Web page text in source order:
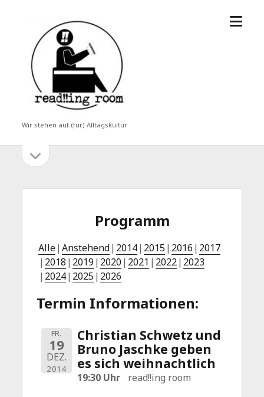
read!!ing
room
Wir stehen auf (für) Alltagskultur
Menü
Seitenleiste
öffnen
Programm
Alle Anstehend 2014 2015 2016 2017
2018 2019 2020 2021 2022 2023
2024 2025 2026
Termin Informationen:
FR.
19
DEZ.
2014
Christian Schwetz und
Bruno Jaschke geben
es sich weihnachtlich
19:30 Uhr read!!ing room